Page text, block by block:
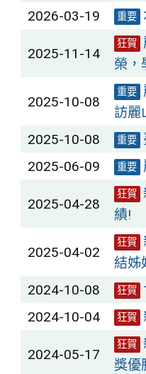
2026-03-19 重要
2025-11-14
狂賀
榮，
2025-10-08
重要
訪麗
2025-10-08 重要
2025-06-09 重要
2025-04-28
狂賀
績!
2025-04-02
狂賀
結姊
2024-10-08 狂賀
2024-10-04 狂賀
2024-05-17
狂賀
獎優